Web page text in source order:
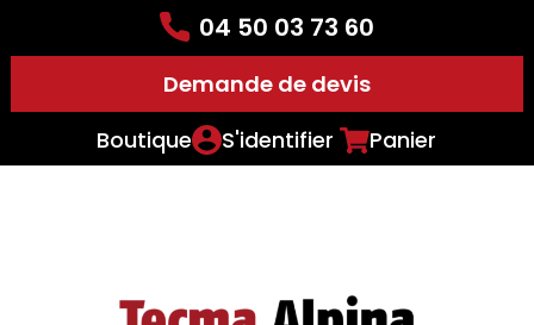
04 50 03 73 60
Demande de devis
Boutique
S'identifier Panier